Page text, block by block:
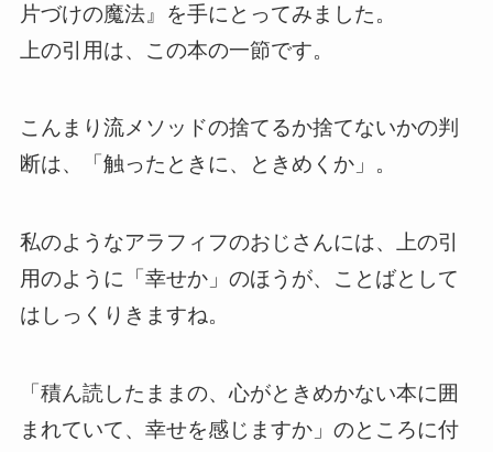
片づけの魔法』を手にとってみました。
上の引用は、この本の一節です。
こんまり流メソッドの捨てるか捨てないかの判
断は、「触ったときに、ときめくか」。
私のようなアラフィフのおじさんには、上の引
用のように「幸せか」のほうが、ことばとして
はしっくりきますね。
「積ん読したままの、心がときめかない本に囲
まれていて、幸せを感じますか」のところに付